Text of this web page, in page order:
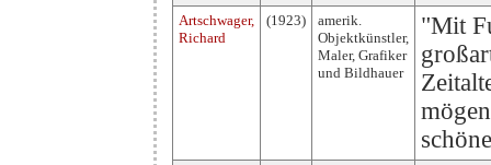
Artschwager,
Richard
(1923)
amerik.
Objektkünstler,
Maler, Grafiker
und Bildhauer
"Mit